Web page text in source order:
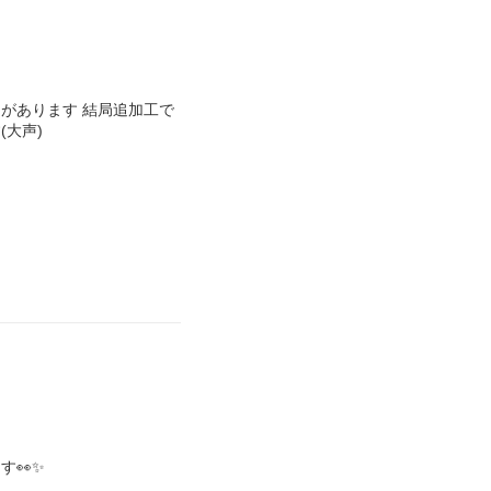
あります 結局追加工で
大声)
👀✨